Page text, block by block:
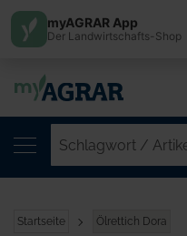
Startseite Ölrettich Dora
myAGRAR App
Der Landwirtschafts-Shop